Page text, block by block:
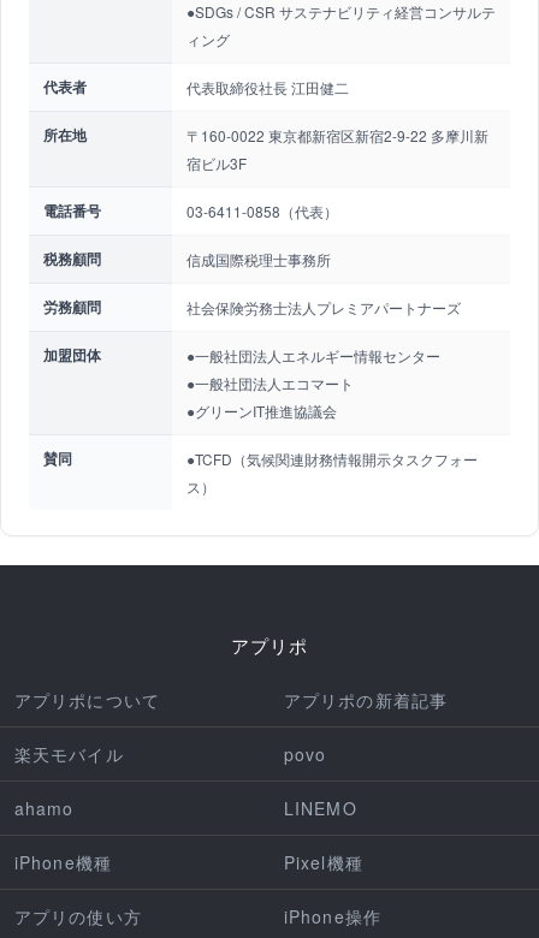
●SDGs / CSR サステナビリティ経営コンサルテ
ィング
代表者 代表取締役社長 江田健二
所在地
〒160-0022 東京都新宿区新宿2-9-22 多摩川新
宿ビル3F
電話番号 03-6411-0858（代表）
税務顧問 信成国際税理士事務所
労務顧問 社会保険労務士法人プレミアパートナーズ
加盟団体
●一般社団法人エネルギー情報センター
●一般社団法人エコマート
●グリーンIT推進協議会
賛同
●TCFD（気候関連財務情報開示タスクフォー
ス）
アプリポ
アプリポについて アプリポの新着記事
楽天モバイル povo
ahamo LINEMO
iPhone機種 Pixel機種
アプリの使い方 iPhone操作